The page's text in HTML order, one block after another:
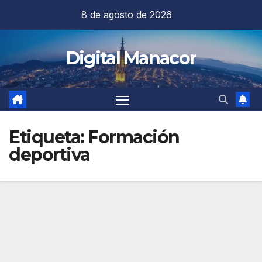
contenido
8 de agosto de 2026
Digital Manacor
Etiqueta: Formación
deportiva